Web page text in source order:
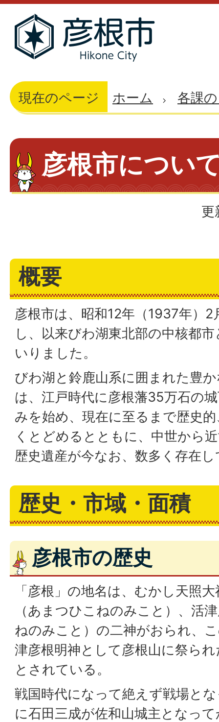
現在のページ ホーム 各課
彦根市につい
更
概要
彦根市は、昭和12年（1937年）2
し、以来びわ湖東北部の中核都
いりました。
びわ湖と鈴鹿山系に囲まれた豊
は、江戸時代に彦根藩35万石の
みを始め、現在に至るまで歴史
くとどめるとともに、中世から
歴史遺産が今なお、数多く存在
歴史・市域・面積
彦根市の歴史
「彦根」の地名は、むかし天照
（あまつひこねのみこと）、活
ねのみこと）の二神がおられ、
津彦根明神として彦根山に祭ら
とされている。
戦国時代になって絶えず戦場と
に石田三成が佐和山城主となっ